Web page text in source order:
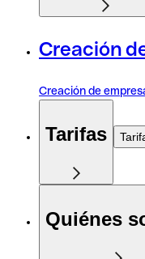
Creación
Creación de
Tarifas
Quiénes